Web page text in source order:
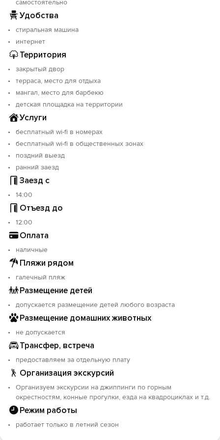
самостоятельно
Удобства
стиральная машина
интернет
Территория
закрытый двор
терраса, место для отдыха
мангал, место для барбекю
детская площадка на территории
Услуги
бесплатный wi-fi в номерах
бесплатный wi-fi в общественных зонах
поздний выезд
ранний заезд
Заезд с
14:00
Отъезд до
12:00
Оплата
наличные
Пляжи рядом
галечный пляж
Размещение детей
допускается размещение детей любого возраста
Размещение домашних животных
не допускается
Трансфер, встреча
предоставляем за отдельную плату
Организация экскурсий
Организуем экскурсии на джиппинги по горным
окрестностям, конные прогулки, езда на квадроциклах и т.д.
Режим работы
работает только в летний сезон